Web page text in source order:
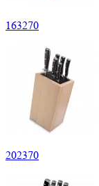
163270
202370